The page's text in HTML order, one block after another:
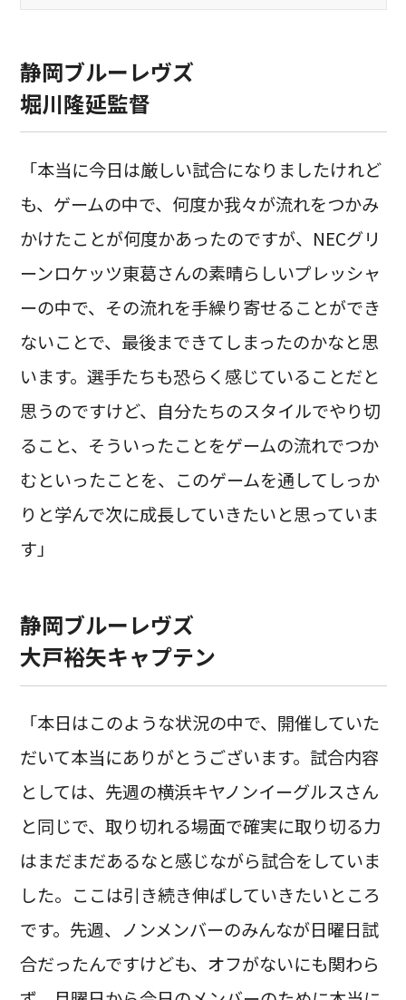
静岡ブルーレヴズ
堀川隆延監督
「本当に今日は厳しい試合になりましたけれど
も、ゲームの中で、何度か我々が流れをつかみ
かけたことが何度かあったのですが、NECグリ
ーンロケッツ東葛さんの素晴らしいプレッシャ
ーの中で、その流れを手繰り寄せることができ
ないことで、最後まできてしまったのかなと思
います。選手たちも恐らく感じていることだと
思うのですけど、自分たちのスタイルでやり切
ること、そういったことをゲームの流れでつか
むといったことを、このゲームを通してしっか
りと学んで次に成長していきたいと思っていま
す」
静岡ブルーレヴズ
大戸裕矢キャプテン
「本日はこのような状況の中で、開催していた
だいて本当にありがとうございます。試合内容
としては、先週の横浜キヤノンイーグルスさん
と同じで、取り切れる場面で確実に取り切る力
はまだまだあるなと感じながら試合をしていま
した。ここは引き続き伸ばしていきたいところ
です。先週、ノンメンバーのみんなが日曜日試
合だったんですけども、オフがないにも関わら